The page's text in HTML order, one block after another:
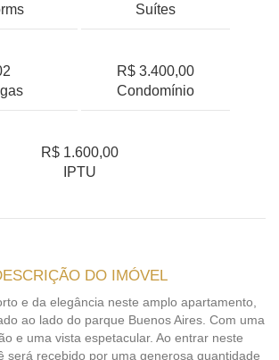
Suítes
R$ 3.400,00
Condomínio
R$ 1.600,00
IPTU
DO IMÓVEL
e da elegância neste amplo apartamento,
ao lado do parque Buenos Aires. Com uma
e uma vista espetacular. Ao entrar neste
será recebido por uma generosa quantidade